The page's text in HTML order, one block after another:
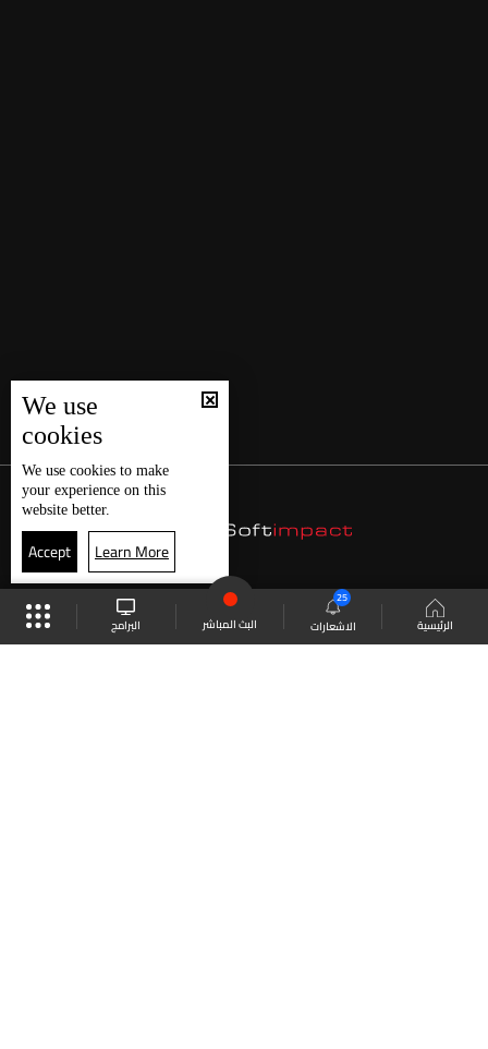
الرئيسية الاشعارات
25
البث المباشر البرامج
We use
cookies
We use cookies to make
your experience on this
website better.
Accept Learn More
موقع البرامج الجدول البث المباشر